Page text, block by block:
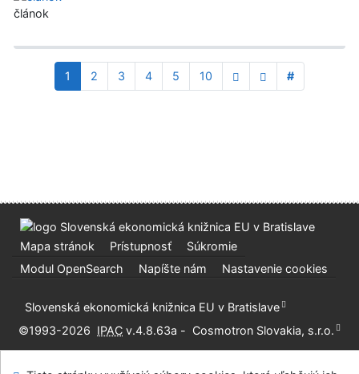
článok
1 2 3 4 5 10 #
Mapa stránok Prístupnosť
Súkromie
Modul OpenSearch
Napíšte nám Nastavenie cookies
Slovenská ekonomická knižnica EU v Bratislave
©1993-2026 IPAC v.4.8.63a - Cosmotron Slovakia, s.r.o.